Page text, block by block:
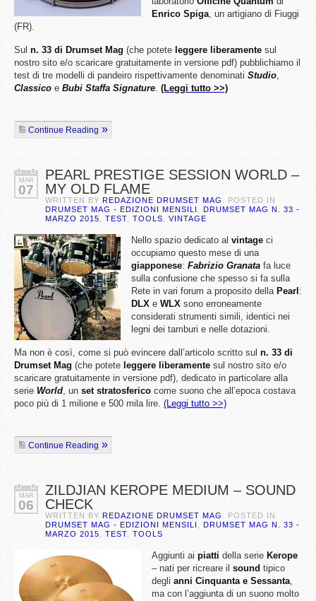
Enrico Spiga, un artigiano di Fiuggi
(FR).
Sul n. 33 di Drumset Mag (che potete leggere liberamente sul
nostro sito e/o scaricare gratuitamente in versione pdf) pubblichiamo il
test di tre modelli di pandeiro rispettivamente denominati Studio,
Classico e Bubi Staffa Signature. (Leggi tutto >>)
Continue Reading
MAR
07
PEARL PRESTIGE SESSION WORLD –
MY OLD FLAME
WRITTEN BY REDAZIONE DRUMSET MAG
. POSTED IN
DRUMSET MAG - EDIZIONI MENSILI
DRUMSET MAG N. 33 -
MARZO 2015
TEST TOOLS VINTAGE
Nello spazio dedicato al vintage ci
occupiamo questo mese di una
giapponese: Fabrizio Granata fa luce
sulla confusione che spesso si fa sulla
Rete in vari forum a proposito della Pearl :
DLX e WLX sono erroneamente
considerati strumenti simili, identici nei
legni dei tamburi e nelle dotazioni.
Ma non è così, come si può evincere dall’articolo scritto sul n. 33 di
Drumset Mag (che potete leggere liberamente sul nostro sito e/o
scaricare gratuitamente in versione pdf), dedicato in particolare alla
serie World, un set stratosferico come suono che all’epoca costava
poco più di 1 milione e 500 mila lire. (Leggi tutto >>)
Continue Reading
MAR
06
ZILDJIAN KEROPE MEDIUM – SOUND
CHECK
WRITTEN BY REDAZIONE DRUMSET MAG
. POSTED IN
DRUMSET MAG - EDIZIONI MENSILI
DRUMSET MAG N. 33 -
MARZO 2015
TEST TOOLS
Aggiunti ai piatti della serie Kerope
– nati per ricreare il sound tipico
degli anni Cinquanta e Sessanta,
ma con l’aggiunta di un suono molto